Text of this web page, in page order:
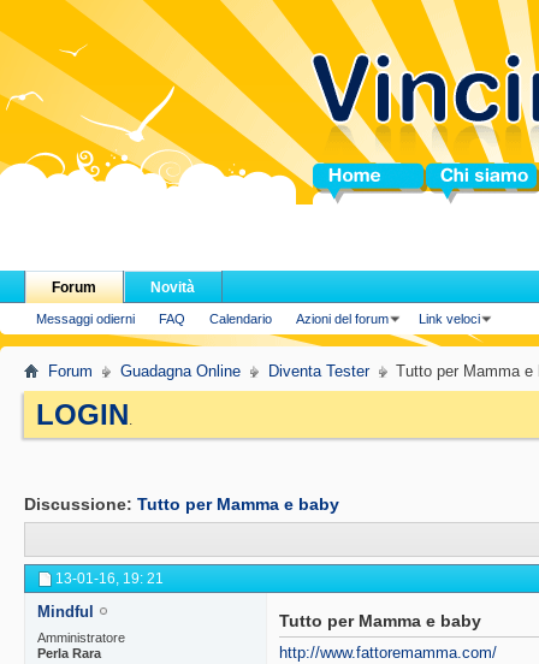
Home Chi siamo
Forum
Messaggi odierni FAQ Calendario Azioni del forum Link veloci
Novità
Forum Guadagna Online Diventa Tester Tutto per Mamma e
LOGIN.
Discussione: Tutto per Mamma e baby
13-01-16, 19: 21
Mindful
Amministratore
Perla Rara
Tutto per Mamma e baby
http://www.fattoremamma.com/